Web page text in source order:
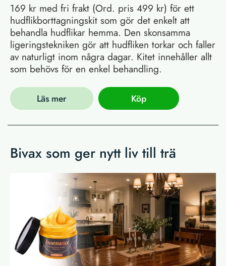
169 kr med fri frakt (Ord. pris 499 kr) för ett
hudflikborttagningskit som gör det enkelt att
behandla hudflikar hemma. Den skonsamma
ligeringstekniken gör att hudfliken torkar och faller
av naturligt inom några dagar. Kitet innehåller allt
som behövs för en enkel behandling.
Läs mer Köp
Bivax som ger nytt liv till trä